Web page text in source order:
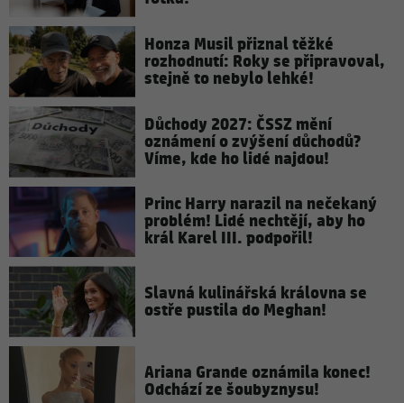
Honza Musil přiznal těžké
rozhodnutí: Roky se připravoval,
stejně to nebylo lehké!
Důchody 2027: ČSSZ mění
oznámení o zvýšení důchodů?
Víme, kde ho lidé najdou!
Princ Harry narazil na nečekaný
problém! Lidé nechtějí, aby ho
král Karel III. podpořil!
Slavná kulinářská královna se
ostře pustila do Meghan!
Ariana Grande oznámila konec!
Odchází ze šoubyznysu!